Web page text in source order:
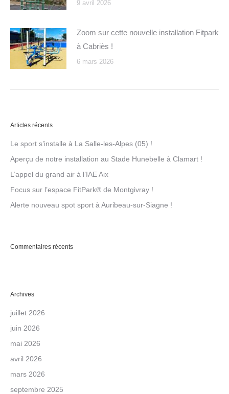
9 avril 2026
Zoom sur cette nouvelle installation Fitpark
à Cabriès !
6 mars 2026
Articles récents
Le sport s’installe à La Salle-les-Alpes (05) !
Aperçu de notre installation au Stade Hunebelle à Clamart !
L’appel du grand air à l’IAE Aix
Focus sur l’espace FitPark® de Montgivray !
Alerte nouveau spot sport à Auribeau-sur-Siagne !
Commentaires récents
Archives
juillet 2026
juin 2026
mai 2026
avril 2026
mars 2026
septembre 2025